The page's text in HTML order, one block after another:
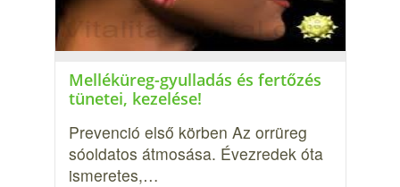
Melléküreg-gyulladás és fertőzés
tünetei, kezelése!
Prevenció első körben Az orrüreg
sóoldatos átmosása. Évezredek óta
ismeretes,…